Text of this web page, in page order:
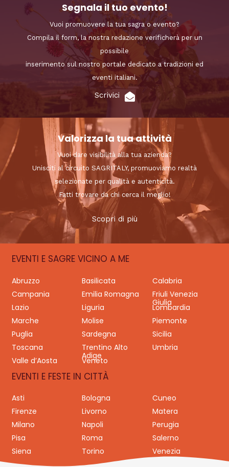
Segnala il tuo evento!
Vuoi promuovere la tua sagra o evento?
Compila il form, la nostra redazione verificherà per un
possibile
inserimento sul nostro portale dedicato a tradizioni ed
eventi italiani.
Scrivici
Valorizza la tua attività
Vuoi dare visibilità alla tua azienda?
Unisciti al circuito SAGRITALY, promuoviamo realtà
selezionate per qualità e autenticità.
Fatti trovare da chi cerca il meglio!
Scopri di più
EVENTI E SAGRE VICINO A ME
Abruzzo Basilicata
Calabria
Campania
Emilia Romagna
Friuli Venezia
Giulia
Lazio Liguria
Lombardia
Marche
Molise
Piemonte
Puglia
Sardegna
Sicilia
Toscana
Trentino Alto
Adige
Umbria
Valle d’Aosta
Veneto
EVENTI E FESTE IN CITTÀ
Asti Bologna
Cuneo
Firenze
Livorno
Matera
Milano
Napoli
Perugia
Pisa
Roma
Salerno
Siena
Torino Venezia